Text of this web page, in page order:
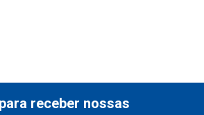
receber nossas